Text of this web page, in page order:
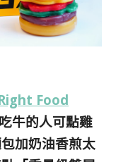
Food
牛的人可點雞
加奶油香煎太